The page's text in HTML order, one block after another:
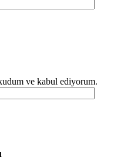
ve kabul ediyorum.